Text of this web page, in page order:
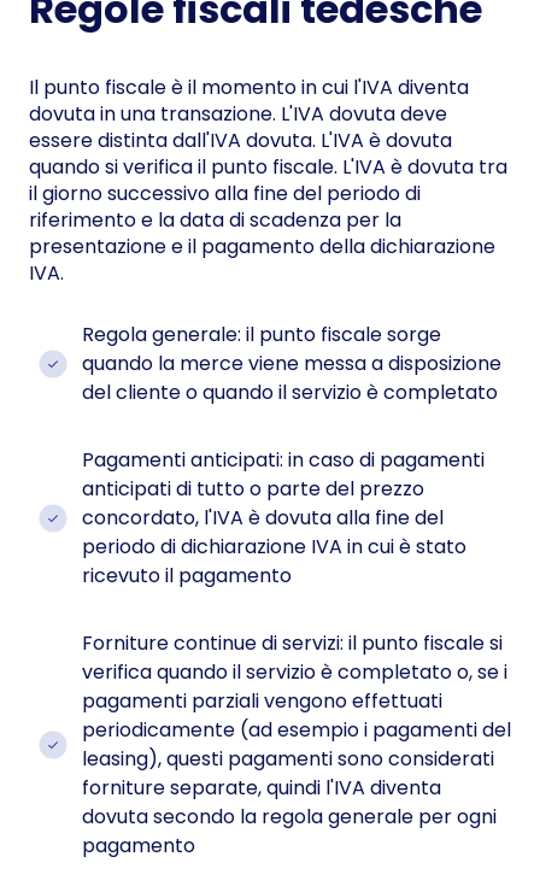
Il punto fiscale è il momento in cui l'IVA diventa
dovuta in una transazione. L'IVA dovuta deve
essere distinta dall'IVA dovuta. L'IVA è dovuta
quando si verifica il punto fiscale. L'IVA è dovuta tra
il giorno successivo alla fine del periodo di
riferimento e la data di scadenza per la
presentazione e il pagamento della dichiarazione
IVA.
Regola generale: il punto fiscale sorge
quando la merce viene messa a disposizione
del cliente o quando il servizio è completato
Pagamenti anticipati: in caso di pagamenti
anticipati di tutto o parte del prezzo
concordato, l'IVA è dovuta alla fine del
periodo di dichiarazione IVA in cui è stato
ricevuto il pagamento
Forniture continue di servizi: il punto fiscale si
verifica quando il servizio è completato o, se i
pagamenti parziali vengono effettuati
periodicamente (ad esempio i pagamenti del
leasing), questi pagamenti sono considerati
forniture separate, quindi l'IVA diventa
dovuta secondo la regola generale per ogni
pagamento